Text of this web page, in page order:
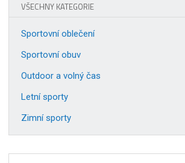
VŠECHNY KATEGORIE
Sportovní oblečení
Sportovní obuv
Outdoor a volný čas
Letní sporty
Zimní sporty